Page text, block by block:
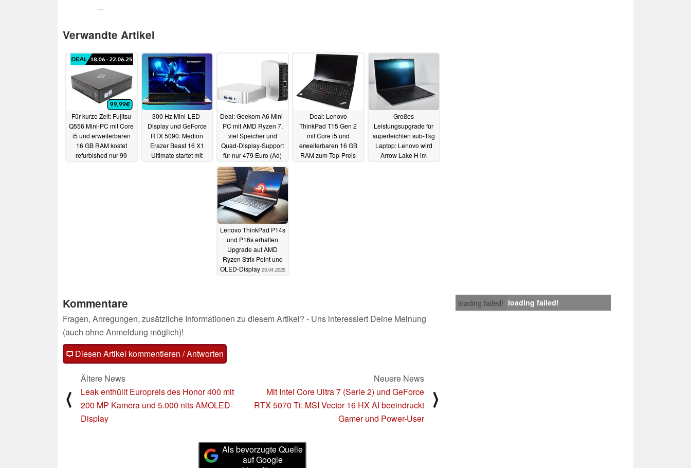
...
Verwandte Artikel
Für kurze Zeit: Fujitsu
Q556 Mini-PC mit Core
i5 und erweiterbaren
16 GB RAM kostet
refurbished nur 99
300 Hz Mini-LED-
Display und GeForce
RTX 5090: Medion
Erazer Beast 16 X1
Ultimate startet mit
Deal: Geekom A6 Mini-
PC mit AMD Ryzen 7,
viel Speicher und
Quad-Display-Support
für nur 479 Euro (Ad)
26.04.2025
Deal: Lenovo
ThinkPad T15 Gen 2
mit Core i5 und
erweiterbaren 16 GB
RAM zum Top-Preis
Großes
Leistungsupgrade für
superleichten sub-1kg
Laptop: Lenovo wird
Arrow Lake H im
Lenovo ThinkPad P14s
und P16s erhalten
Upgrade auf AMD
Ryzen Strix Point und
OLED-Display 23.04.2025
loading failed! loading failed!
Kommentare
Fragen, Anregungen, zusätzliche Informationen zu diesem Artikel? - Uns interessiert Deine Meinung
(auch ohne Anmeldung möglich)!
Diesen Artikel kommentieren / Antworten
⟨
Ältere News
Leak enthüllt Europreis des Honor 400 mit
200 MP Kamera und 5.000 nits AMOLED-
Display
Neuere News
Mit Intel Core Ultra 7 (Serie 2) und GeForce
RTX 5070 Ti: MSI Vector 16 HX AI beeindruckt
Gamer und Power-User
⟩
Als bevorzugte Quelle
auf Google